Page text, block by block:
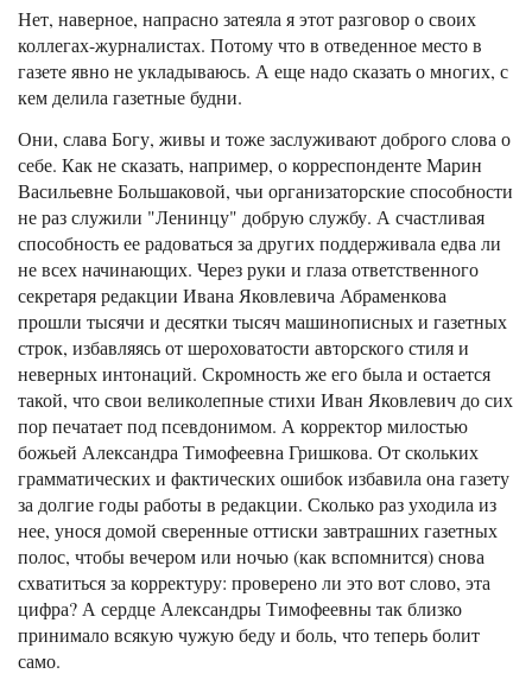
Нет, наверное, напрасно затеяла я этот разговор о своих
коллегах-журналистах. Потому что в отведенное место в
газете явно не укладываюсь. А еще надо сказать о многих, с
кем делила газетные будни.
Они, слава Богу, живы и тоже заслуживают доброго слова о
себе. Как не сказать, например, о корреспонденте Марин
Васильевне Большаковой, чьи организаторские способности
не раз служили "Ленинцу" добрую службу. А счастливая
способность ее радоваться за других поддерживала едва ли
не всех начинающих. Через руки и глаза ответственного
секретаря редакции Ивана Яковлевича Абраменкова
прошли тысячи и десятки тысяч машинописных и газетных
строк, избавляясь от шероховатости авторского стиля и
неверных интонаций. Скромность же его была и остается
такой, что свои великолепные стихи Иван Яковлевич до сих
пор печатает под псевдонимом. А корректор милостью
божьей Александра Тимофеевна Гришкова. От скольких
грамматических и фактических ошибок избавила она газету
за долгие годы работы в редакции. Сколько раз уходила из
нее, унося домой сверенные оттиски завтрашних газетных
полос, чтобы вечером или ночью (как вспомнится) снова
схватиться за корректуру: проверено ли это вот слово, эта
цифра? А сердце Александры Тимофеевны так близко
принимало всякую чужую беду и боль, что теперь болит
само.